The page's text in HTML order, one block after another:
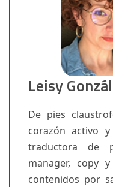
Leisy
De pies
corazón activo
traductora de
manager, copy
contenidos por